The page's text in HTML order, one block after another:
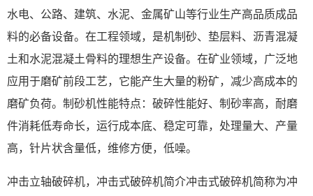
水电、公路、建筑、水泥、金属矿山等行业生产高品质成品
料的必备设备。在工程领域，是机制砂、垫层料、沥青混凝
土和水泥混凝土骨料的理想生产设备。在矿业领域，广泛地
应用于磨矿前段工艺，它能产生大量的粉矿，减少高成本的
磨矿负荷。制砂机性能特点：破碎性能好、制砂率高，耐磨
件消耗低寿命长，运行成本底、稳定可靠，处理量大、产量
高，针片状含量低，维修方便，低噪。
冲击立轴破碎机，冲击式破碎机简介冲击式破碎机简称为冲